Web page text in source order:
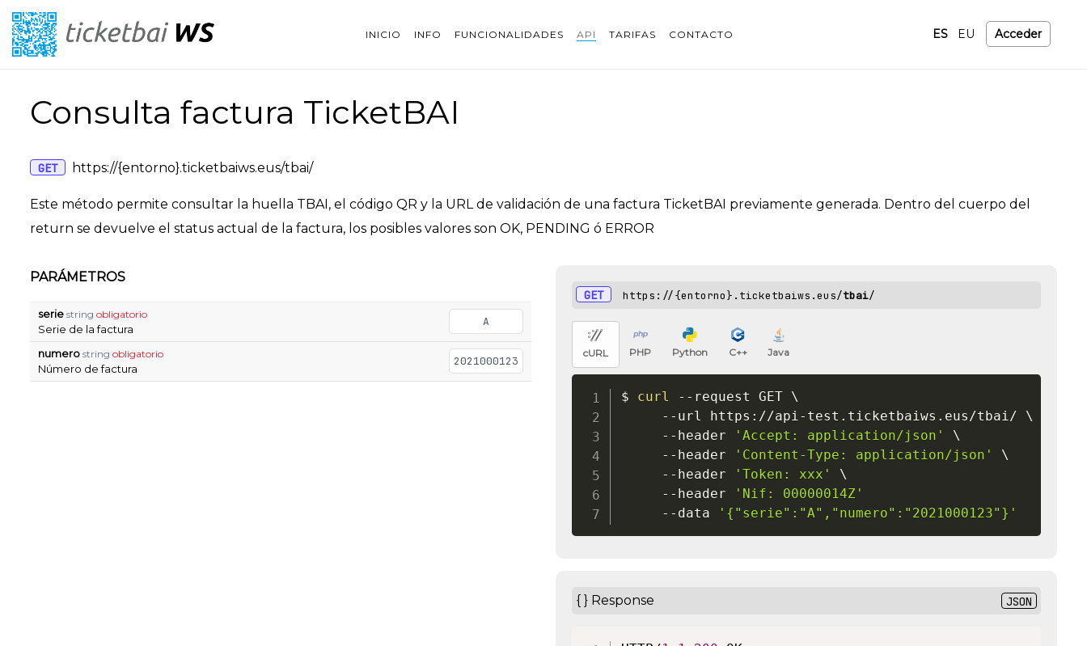
INICIO INFO FUNCIONALIDADES API TARIFAS CONTACTO ES EU Acceder
Consulta factura TicketBAI
GET https://{entorno}.ticketbaiws.eus/tbai/
Este método permite consultar la huella TBAI, el código QR y la URL de validación de una factura TicketBAI previamente generada. Dentro del cuerpo del
return se devuelve el status actual de la factura, los posibles valores son OK, PENDING ó ERROR
PARÁMETROS
serie string obligatorio
Serie de la factura
A
numero string obligatorio
Número de factura
2021000123
GET https://{entorno}.ticketbaiws.eus/tbai/
cURL PHP Python C++ Java
$ curl --request GET \
     --url https://api-test.ticketbaiws.eus/tbai/
\
     --header
'Accept: application/json'
\
     --header
'Content-Type: application/json'
\
     --header
'Token: xxx'
\
     --header
'Nif: 00000014Z'
	 --data
'{"serie":"A","numero":"2021000123"}'
{ } Response JSON